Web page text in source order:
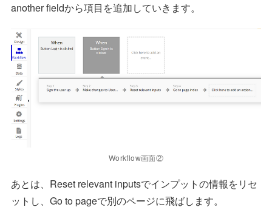
another fieldから項目を追加していきます。
Workflow画面②
あとは、Reset relevant inputsでインプットの情報をリセ
ットし、Go to pageで別のページに飛ばします。